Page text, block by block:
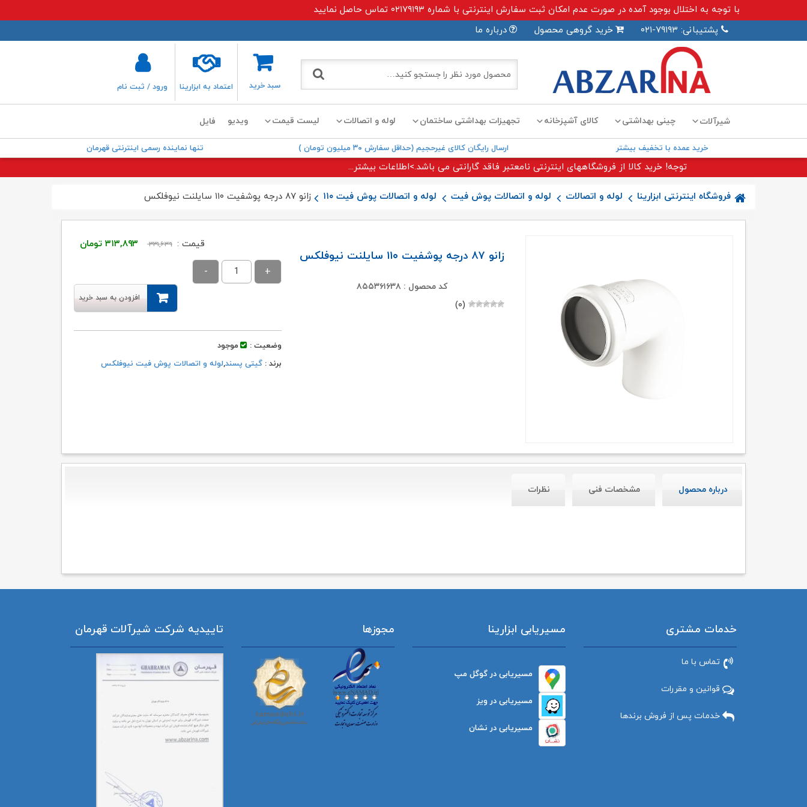
با توجه به اختلال بوجود آمده در صورت عدم امکان ثبت سفارش اینترنتی با شماره ۰۲۱۷۹۱۹۳ تماس حاصل نمایید
پشتیبانی: ۷۹۱۹۳-۰۲۱
خرید گروهی محصول درباره ما
سبد خرید اعتماد به ابزارینا ورود / ثبت نام
شیرآلات چینی بهداشتی کالای آشپزخانه تجهیزات بهداشتی ساختمان لوله و اتصالات لیست قیمت ویدیو فایل
خرید عمده با تخفیف بیشتر ارسال رایگان کالای غیرحجیم (حداقل سفارش ۳۰ میلیون تومان ) تنها نماینده رسمی اینترنتی قهرمان
توجه! خرید کالا از فروشگاههای اینترنتی نامعتبر فاقد گارانتی می باشد.>اطلاعات بیشتر...
فروشگاه اینترنتی ابزارینا لوله و اتصالات لوله و اتصالات پوش فیت لوله و اتصالات پوش فیت ۱۱۰ زانو ۸۷ درجه پوشفیت ۱۱۰ سایلنت نیوفلکس
زانو ۸۷ درجه پوشفیت ۱۱۰ سایلنت نیوفلکس
کد محصول : ۸۵۵۳۶۱۶۳۸
(۰)
قیمت : ۳۳۱,۶۳۹
قیمت
بود.
۳۱۳,۸۹۳ تومان
افزودن به سبد خرید
وضعیت :
موجود
برند : گیتی پسند,لوله و اتصالات پوش فیت نیوفلکس
درباره محصول مشخصات فنی نظرات
خدمات مشتری
تماس با ما
قوانین و مقررات
خدمات پس از فروش برندها
مسیریابی ابزارینا
مسیریابی در گوگل مپ
مسیریابی در ویز
مسیریابی در نشان
مجوزها تاییدیه شرکت شیرآلات قهرمان